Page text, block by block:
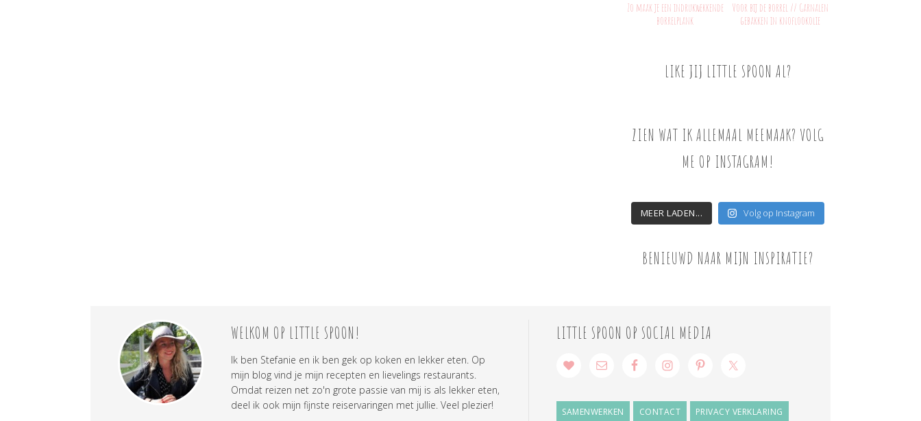
Zo maak je een indrukwekkende
borrelplank
Voor bij de borrel // Garnalen
gebakken in knoflookolie
LIKE JIJ LITTLE SPOON AL?
ZIEN WAT IK ALLEMAAL MEEMAAK? VOLG
ME OP INSTAGRAM!
MEER LADEN... Volg op Instagram
BENIEUWD NAAR MIJN INSPIRATIE?
WELKOM OP LITTLE SPOON!
Ik ben Stefanie en ik ben gek op koken en lekker eten. Op
mijn blog vind je mijn recepten en lievelings restaurants.
Omdat reizen net zo'n grote passie van mij is als lekker eten,
deel ik ook mijn fijnste reiservaringen met jullie. Veel plezier!
LITTLE SPOON OP SOCIAL MEDIA
SAMENWERKEN CONTACT PRIVACY VERKLARING